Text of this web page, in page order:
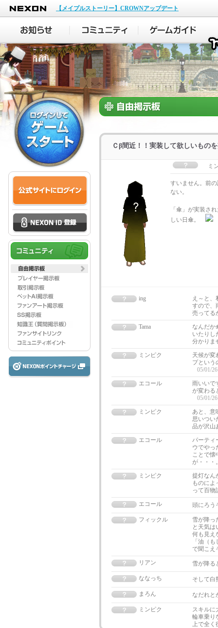
NEXON
【メイプルストーリー】CROWNアップデート
Ｃβ間近！！実装して欲しいもの
ミ
すいません。前
ない。
「傘」が実装さ
しい日傘。
ing
え～と
すので、
売ってる
Tama
なんだか
いたりし
分かりま
ミンピク
天候が変
プという
05/01/
エコール
雨いいで
が変わる
05/01/
ミンピク
あと、意
思いつい
品が沢山
エコール
パーティ
ウでやっ
ことで懐
が・・・
ミンピク
提灯なん
ものによ
って百
エコール
頭にろう
フィックル
雪が降っ
と天気は
何も見え
「油（
で聞こえ
リアン
雪が降
ななっち そして
まろん なだれと
ミンピク
スキルに
輪車乗り
上で全く